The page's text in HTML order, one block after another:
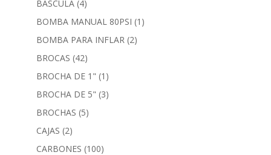
BASCULA (4)
BOMBA MANUAL 80PSI (1)
BOMBA PARA INFLAR (2)
BROCAS (42)
BROCHA DE 1" (1)
BROCHA DE 5" (3)
BROCHAS (5)
CAJAS (2)
CARBONES (100)